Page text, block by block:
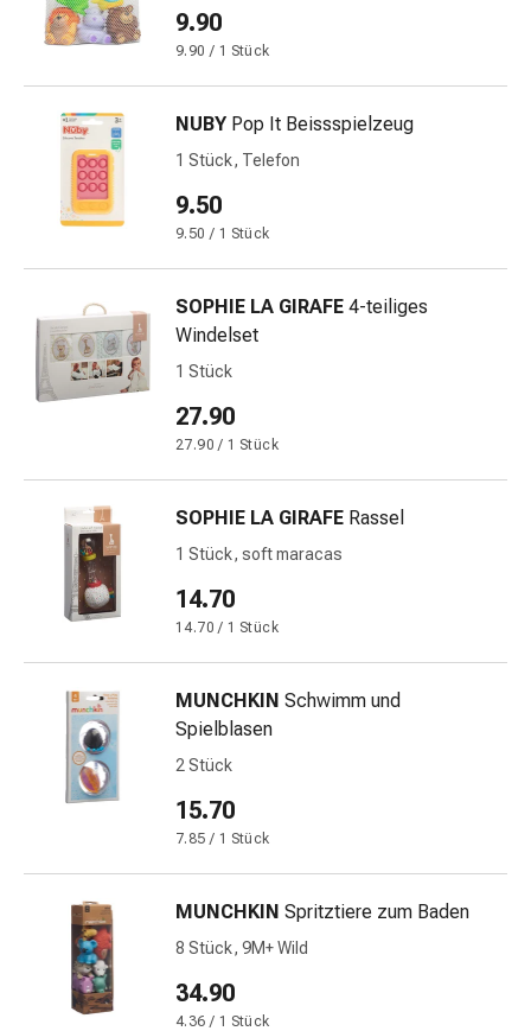
Schlauch-
Verbrennungen
Verbandwechsel-
Sets
Wundauflagen
Wundbehandlung
Wundsprays
&
kleber
Ohren
und
Augen
Ohrenbeschwerden
Augentropfen
Augenentzündungen
Augenverbände
Augenhygiene
Herz
Herztherapie
Kompressions-
Kreislaufbeschwerden
Rauchstopp
Venenbeschwerden
9.90
9.90 / 1 Stück
NUBY Pop It Beissspielzeug
1 Stück, Telefon
9.50
9.50 / 1 Stück
SOPHIE LA GIRAFE 4-teiliges
Windelset
1 Stück
27.90
27.90 / 1 Stück
SOPHIE LA GIRAFE Rassel
1 Stück, soft maracas
14.70
14.70 / 1 Stück
MUNCHKIN Schwimm und
Spielblasen
2 Stück
15.70
7.85 / 1 Stück
MUNCHKIN Spritztiere zum Baden
8 Stück, 9M+ Wild
34.90
4.36 / 1 Stück